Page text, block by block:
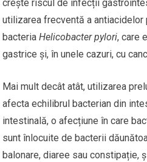
crește riscul de infecții
utilizarea frecventă a
bacteriaHelicobacter pylori, care
gastrice și, în unele cazuri, cu
Mai mult decât atât, utilizarea
afecta echilibrul bacterian din
intestinală, o afecțiune în care
sunt înlocuite de bacterii
balonare, diaree sau constipație,